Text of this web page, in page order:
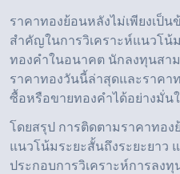
ราคาทองย้อนหลังไม่เพียงเป็น
สำคัญในการวิเคราะห์แนวโ
ทองคำในอนาคต นักลงทุนสา
ราคาทองวันนี้ล่าสุดและราคา
ซื้อหรือขายทองคำได้อย่างมั่น
โดยสรุป การติดตามราคาทอง
แนวโน้มระยะสั้นถึงระยะยาว
ประกอบการวิเคราะห์การลง